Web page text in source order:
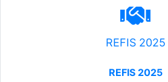
REFIS 2025
REFIS 2025